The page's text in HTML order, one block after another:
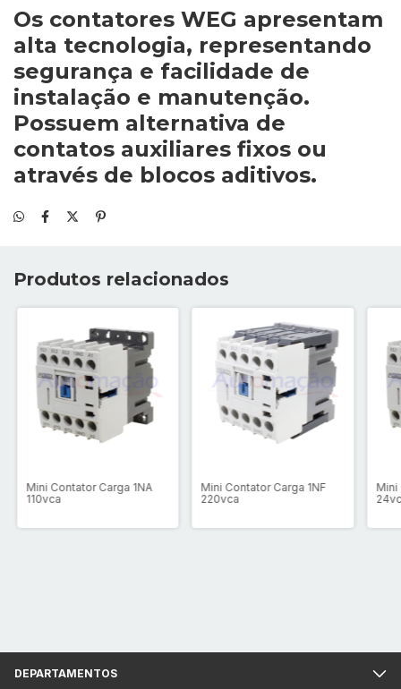
Os contatores WEG apresentam
alta tecnologia, representando
segurança e facilidade de
instalação e manutenção.
Possuem alternativa de
contatos auxiliares fixos ou
através de blocos aditivos.
Produtos relacionados
Mini Contator Carga 1NA
110vca
Mini Contator Carga 1NF
220vca
Mini
DEPARTAMENTOS